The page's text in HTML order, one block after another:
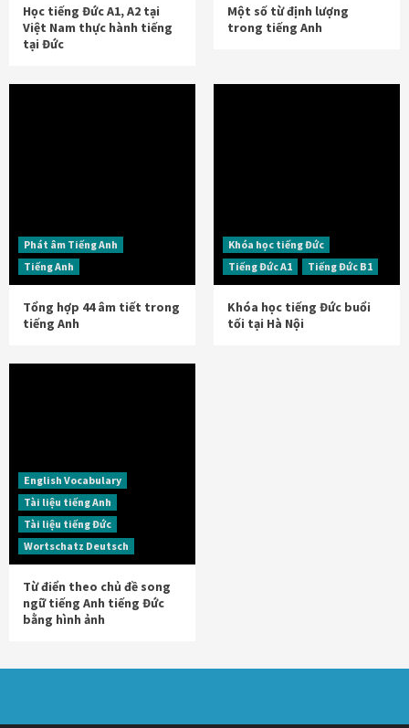
Học tiếng Đức A1, A2 tại
Việt Nam thực hành tiếng
tại Đức
Một số từ định lượng
trong tiếng Anh
Phát âm Tiếng Anh
Tiếng Anh
Tổng hợp 44 âm tiết trong
tiếng Anh
Khóa học tiếng Đức
Tiếng Đức A1
Tiếng Đức B1
Khóa học tiếng Đức buổi
tối tại Hà Nội
English Vocabulary
Tài liệu tiếng Anh
Tài liệu tiếng Đức
Wortschatz Deutsch
Từ điển theo chủ đề song
ngữ tiếng Anh tiếng Đức
bằng hình ảnh